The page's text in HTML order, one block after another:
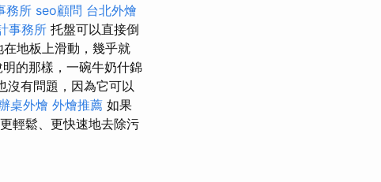
務所 seo顧問 台北外燴
事務所 托盤可以直接倒
地板上滑動，幾乎就
的那樣，一碗牛奶什錦
沒有問題，因為它可以
桌外燴 外燴推薦 如果
輕鬆、更快速地去除污